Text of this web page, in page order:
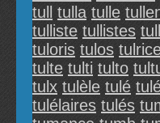
tull
tulla tulle
tulliste tullistes
tuloris tulos
tulte tulti tulto
tulx tulèle tulé
tulélaires tulés